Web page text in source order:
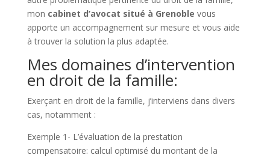
mon cabinet d’avocat situé à Grenoble vous
apporte un accompagnement sur mesure et vous aide
à trouver la solution la plus adaptée.
Mes domaines d’intervention
en droit de la famille:
Exerçant en droit de la famille, j’interviens dans divers
cas, notamment :
Exemple 1- L’évaluation de la prestation
compensatoire: calcul optimisé du montant de la